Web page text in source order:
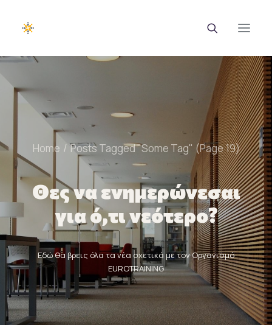
EUROTRAINING
ΣΑΕΚ
Σεμινάρια
Ευρωπαϊκά Προγράμματα
Εθνικά Προγράμματα
Voucher
Νέα & Ανακοινώσεις
Επικοινωνία
Ευκαιρίες Καριέρας
Home Posts Tagged "Some Tag" (Page 19)
Θες να ενημερώνεσαι
για ό,τι νεότερο?
Εδώ θα βρεις όλα τα νέα σχετικά με τον Οργανισμό
EUROTRAINING